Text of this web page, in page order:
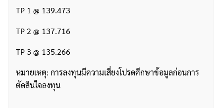
TP 1 @ 139.473
TP 2 @ 137.716
TP 3 @ 135.266
หมายเหตุ: การลงทุนมีความเสี่ยงโปรดศึกษาข้อมูลก่อนการ
ตัดสินใจลงทุน